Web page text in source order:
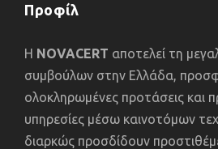
Προφίλ
Η NOVACERT αποτελεί τη
συμβούλων στην Ελλάδα,
ολοκληρωμένες προτάσεις και
υπηρεσίες μέσω καινοτόμων
διαρκώς προσδίδουν